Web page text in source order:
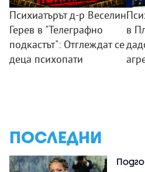
Психиатърът д-р Веселин
Герев в "Телеграфно
подкастът": Отглеждат се
деца психопати
в
ПОСЛЕДНИ